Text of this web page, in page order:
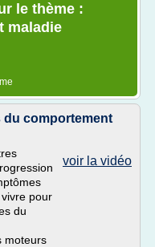
le thème :
maladie
du comportement
voir la vidéo
pour
du
moteurs